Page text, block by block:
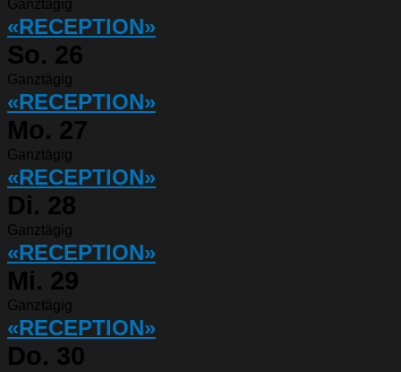
Ganztägig
«RECEPTION»
So. 26
Ganztägig
«RECEPTION»
Mo. 27
Ganztägig
«RECEPTION»
Di. 28
Ganztägig
«RECEPTION»
Mi. 29
Ganztägig
«RECEPTION»
Do. 30